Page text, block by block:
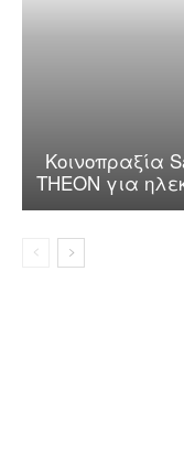
Κοινοπραξία
THEON για